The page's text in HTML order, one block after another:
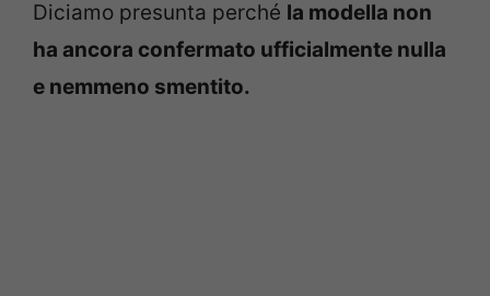
Diciamo presunta perché la modella non
ha ancora confermato ufficialmente nulla
e nemmeno smentito.